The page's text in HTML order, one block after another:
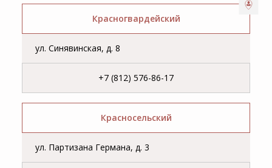
Красногвардейский
ул. Синявинская, д. 8
+7 (812) 576-86-17
Красносельский
ул. Партизана Германа, д. 3